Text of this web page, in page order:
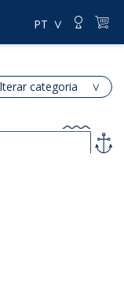
PT
categoria